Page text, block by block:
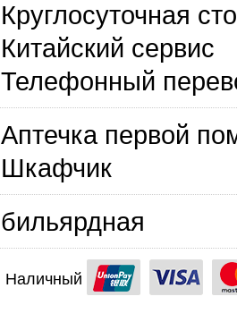
Круглосуточная
Китайский сервис
Телефонный
Аптечка первой
Шкафчик
бильярдная
Наличный